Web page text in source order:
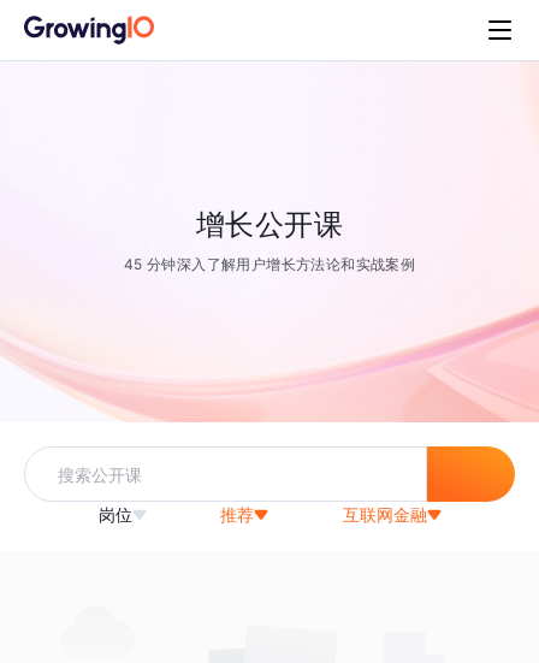
增长公开课
45 分钟深入了解用户增长方法论和实战案例
岗位 推荐 互联网金融